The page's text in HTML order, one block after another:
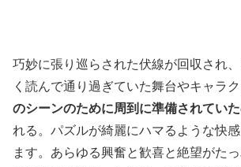
巧妙に張り巡らされた伏線が回収され
く読んで通り過ぎていた舞台やキャラク
のシーンのために周到に準備されていた
れる。パズルが綺麗にハマるような快
ます。あらゆる興奮と歓喜と絶望がた